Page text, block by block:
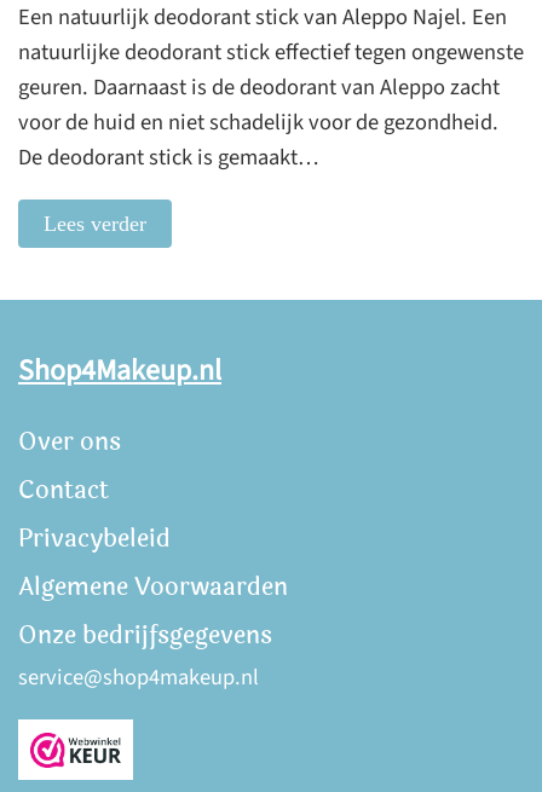
Een natuurlijk deodorant stick van Aleppo Najel. Een
natuurlijke deodorant stick effectief tegen ongewenste
geuren. Daarnaast is de deodorant van Aleppo zacht
voor de huid en niet schadelijk voor de gezondheid.
De deodorant stick is gemaakt…
Lees verder
Shop4Makeup.nl
Over ons
Contact
Privacybeleid
Algemene Voorwaarden
Onze bedrijfsgegevens
service@shop4makeup.nl